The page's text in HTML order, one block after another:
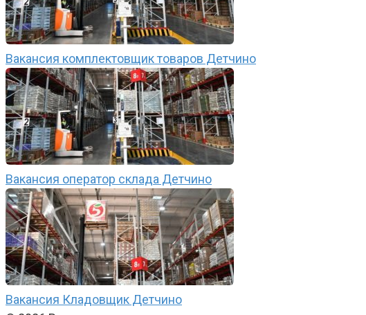
Вакансия комплектовщик товаров Детчино
Вакансия оператор склада Детчино
Вакансия Кладовщик Детчино